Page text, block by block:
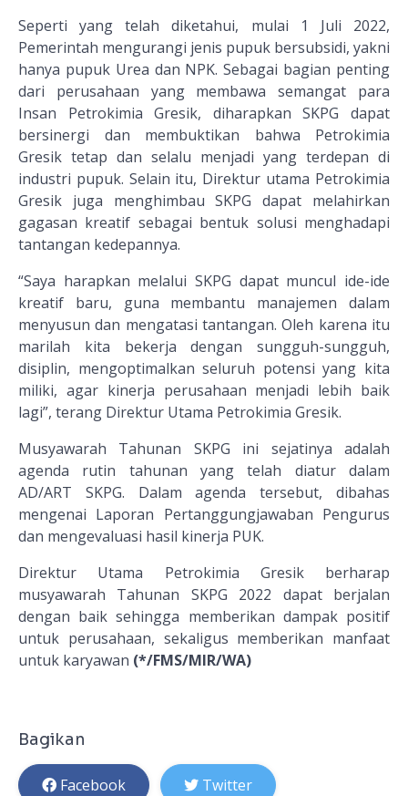
Seperti yang telah diketahui, mulai 1 Juli 2022,
Pemerintah mengurangi jenis pupuk bersubsidi, yakni
hanya pupuk Urea dan NPK. Sebagai bagian penting
dari perusahaan yang membawa semangat para
Insan Petrokimia Gresik, diharapkan SKPG dapat
bersinergi dan membuktikan bahwa Petrokimia
Gresik tetap dan selalu menjadi yang terdepan di
industri pupuk. Selain itu, Direktur utama Petrokimia
Gresik juga menghimbau SKPG dapat melahirkan
gagasan kreatif sebagai bentuk solusi menghadapi
tantangan kedepannya.
“Saya harapkan melalui SKPG dapat muncul ide-ide
kreatif baru, guna membantu manajemen dalam
menyusun dan mengatasi tantangan. Oleh karena itu
marilah kita bekerja dengan sungguh-sungguh,
disiplin, mengoptimalkan seluruh potensi yang kita
miliki, agar kinerja perusahaan menjadi lebih baik
lagi”, terang Direktur Utama Petrokimia Gresik.
Musyawarah Tahunan SKPG ini sejatinya adalah
agenda rutin tahunan yang telah diatur dalam
AD/ART SKPG. Dalam agenda tersebut, dibahas
mengenai Laporan Pertanggungjawaban Pengurus
dan mengevaluasi hasil kinerja PUK.
Direktur Utama Petrokimia Gresik berharap
musyawarah Tahunan SKPG 2022 dapat berjalan
dengan baik sehingga memberikan dampak positif
untuk perusahaan, sekaligus memberikan manfaat
untuk karyawan (*/FMS/MIR/WA)
Bagikan
Facebook Twitter